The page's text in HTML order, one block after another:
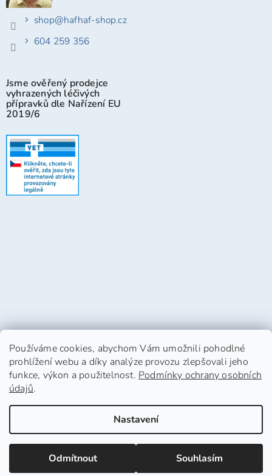
Používáme cookies, abychom Vám umožnili pohodlné
prohlížení webu a díky analýze provozu zlepšovali jeho
funkce, výkon a použitelnost. Podmínky ochrany osobních
údajů.
Nastavení
Odmítnout Souhlasím
shop@hafhaf-shop.cz
604 259 356
Jsme ověřený prodejce
vyhrazených léčivých
přípravků dle Nařízení EU
2019/6
Vytvořil Shoptet
Copyright 2026
. Všechna práva
Upravit nastavení cookies